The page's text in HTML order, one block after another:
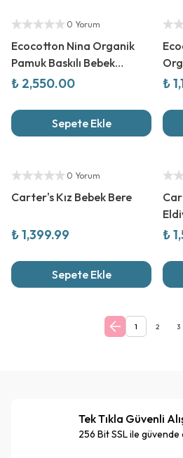
0 Yorum
Ecocotton Nina Organik
Pamuk Baskılı Bebek
Nevresim Seti
₺ 2,550.00
Sepete Ekle
₺
0 Yorum
Carter's Kız Bebek Bere
₺ 1,399.99
Sepete Ekle
₺
1 2 3
Tek Tıkla Güvenli
256 Bit SSL ile güvende